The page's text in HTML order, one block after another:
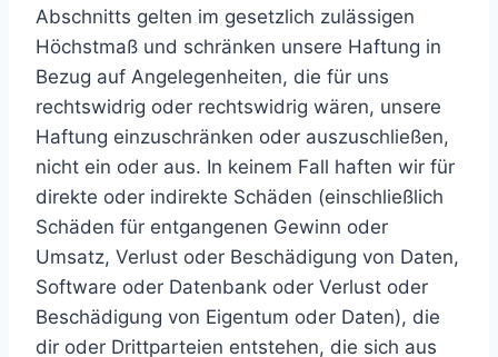
Abschnitts gelten im gesetzlich zulässigen
Höchstmaß und schränken unsere Haftung in
Bezug auf Angelegenheiten, die für uns
rechtswidrig oder rechtswidrig wären, unsere
Haftung einzuschränken oder auszuschließen,
nicht ein oder aus. In keinem Fall haften wir für
direkte oder indirekte Schäden (einschließlich
Schäden für entgangenen Gewinn oder
Umsatz, Verlust oder Beschädigung von Daten,
Software oder Datenbank oder Verlust oder
Beschädigung von Eigentum oder Daten), die
dir oder Drittparteien entstehen, die sich aus